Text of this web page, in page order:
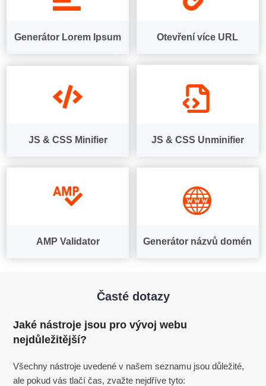
Generátor Lorem Ipsum Otevření více URL
JS & CSS Minifier JS & CSS Unminifier
AMP Validator Generátor názvů domén
Časté dotazy
Jaké nástroje jsou pro vývoj webu
nejdůležitější?
Všechny nástroje uvedené v našem seznamu jsou důležité,
ale pokud vás tlačí čas, zvažte nejdříve tyto: